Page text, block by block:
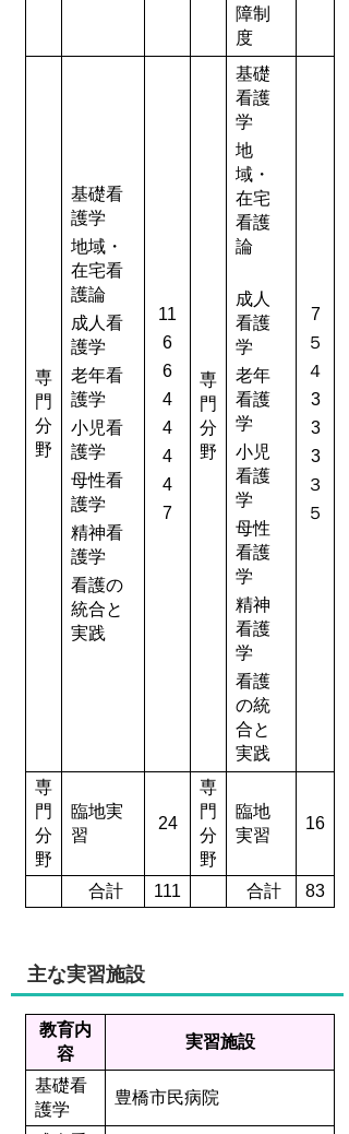
障制
度
専
門
分
野
基礎看
護学
地域・
在宅看
護論
成人看
護学
老年看
護学
小児看
護学
母性看
護学
精神看
護学
看護の
統合と
実践
11
6
6
4
4
4
4
7
専
門
分
野
基礎
看護
学
地
域・
在宅
看護
論
成人
看護
学
老年
看護
学
小児
看護
学
母性
看護
学
精神
看護
学
看護
の統
合と
実践
7
５
４
3
3
3
３
５
専
門
分
野
臨地実
習
24
専
門
分
野
臨地
実習
16
合計 111 合計 83
主な実習施設
教育内
容
実習施設
基礎看
護学
豊橋市民病院